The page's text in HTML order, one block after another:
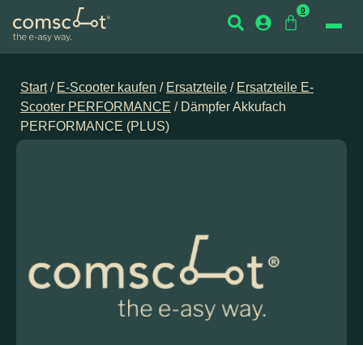
0
Start/ E-Scooter kaufen / Ersatzteile / Ersatzteile E-
Scooter PERFORMANCE / Dämpfer Akkufach
PERFORMANCE (PLUS)